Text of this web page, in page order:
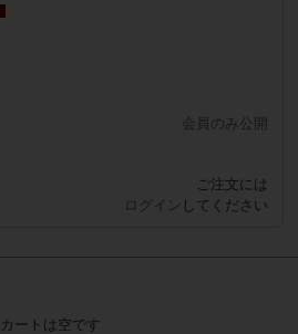
会員のみ公開
ご注文には
ログイン してください
カートは空です